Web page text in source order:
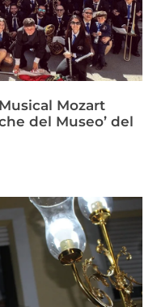
Mozart
del Museo’ del